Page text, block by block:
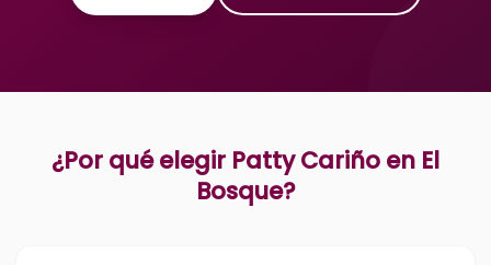
¿Por qué elegir Patty Cariño en El
Bosque?